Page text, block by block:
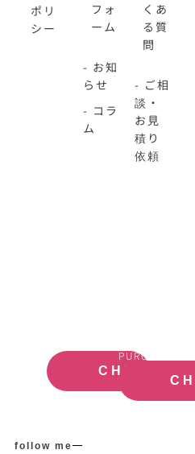
ポリ
シー
フォ
ーム
- お知
らせ
- コラ
ム
くあ
る質
問
- ご相
談・
お見
積り
依頼
CHECK
PURCHASE
follow me